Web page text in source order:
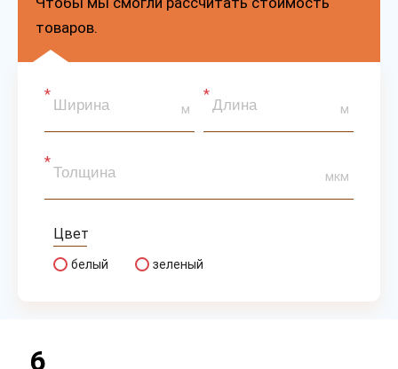
товаров.
м м
мкм
Цвет
белый зеленый
6